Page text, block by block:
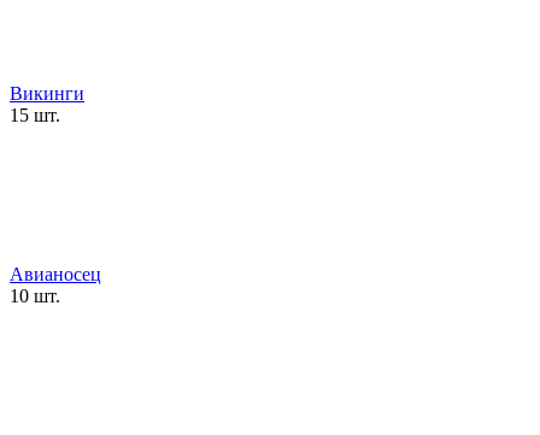
Викинги
15 шт.
Авианосец
10 шт.